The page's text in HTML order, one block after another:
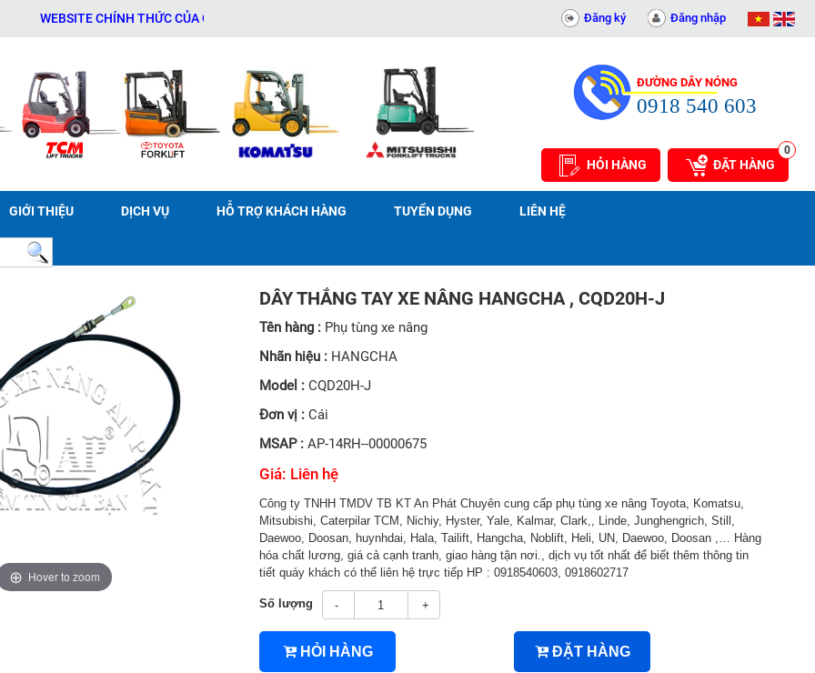
WEBSITE CHÍNH THỨC CỦA CÔNG TY TNHH THƯƠNG MẠI DỊCH VỤ THIẾT BỊ KỸ THUẬT AN PHÁT - 0311414081
Đăng ký Đăng nhập
ĐƯỜNG DÂY NÓNG
0918 540 603
HỎI HÀNG ĐẶT HÀNG
0
GIỚI THIỆU DỊCH VỤ HỖ TRỢ KHÁCH HÀNG TUYỂN DỤNG LIÊN HỆ
Hover to zoom
DÂY THẮNG TAY XE NÂNG HANGCHA , CQD20H-J
Tên hàng : Phụ tùng xe nâng
Nhãn hiệu : HANGCHA
Model : CQD20H-J
Đơn vị : Cái
MSAP : AP-14RH--00000675
Giá: Liên hệ
Công ty TNHH TMDV TB KT An Phát Chuyên cung cấp phụ tùng xe nâng Toyota, Komatsu,
Mitsubishi, Caterpilar TCM, Nichiy, Hyster, Yale, Kalmar, Clark,, Linde, Junghengrich, Still,
Daewoo, Doosan, huynhdai, Hala, Tailift, Hangcha, Noblift, Heli, UN, Daewoo, Doosan ,… Hàng
hóa chất lương, giá cả cạnh tranh, giao hàng tận nơi., dịch vụ tốt nhất để biết thêm thông tin
tiết quáy khách có thể liên hệ trực tiếp HP : 0918540603, 0918602717
Số lượng - +
HỎI HÀNG ĐẶT HÀNG